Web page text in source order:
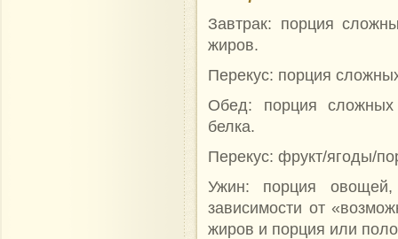
Завтрак: порция
жиров.
Перекус: порция
Обед: порция
белка.
Перекус: фрукт/ягоды/
Ужин: порция
зависимости от
жиров и порция или